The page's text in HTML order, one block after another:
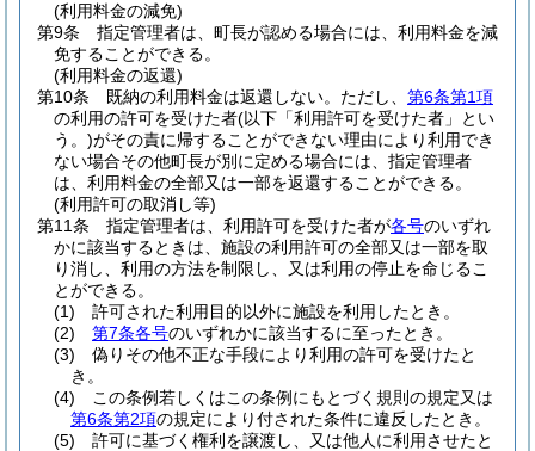
(利用料金の減免)
第9条
指定管理者は、町長が認める場合には、利用料金を減
免することができる。
(利用料金の返還)
第10条
既納の利用料金は返還しない。 ただし、 第6条第1項
の利用の許可を受けた者(以下「利用許可を受けた者」とい
う。)がその責に帰することができない理由により利用でき
ない場合その他町長が別に定める場合には、指定管理者
は、利用料金の全部又は一部を返還することができる。
(利用許可の取消し等)
第11条
指定管理者は、利用許可を受けた者が各号のいずれ
かに該当するときは、施設の利用許可の全部又は一部を取
り消し、利用の方法を制限し、又は利用の停止を命じるこ
とができる。
(1)
許可された利用目的以外に施設を利用したとき。
(2)
第7条各号のいずれかに該当するに至ったとき。
(3)
偽りその他不正な手段により利用の許可を受けたと
き。
(4)
この条例若しくはこの条例にもとづく規則の規定又は
第6条第2項の規定により付された条件に違反したとき。
(5)
許可に基づく権利を譲渡し、又は他人に利用させたと